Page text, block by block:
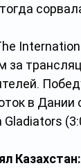
за
в Дании
Казахстан: